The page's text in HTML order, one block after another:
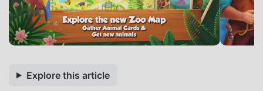
Explore this article